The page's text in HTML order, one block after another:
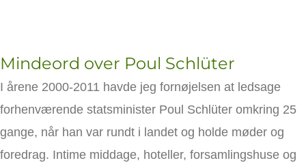
Mindeord over Poul Schlüter
I årene 2000-2011 havde jeg fornøjelsen at ledsage
forhenværende statsminister Poul Schlüter omkring 25
gange, når han var rundt i landet og holde møder og
foredrag. Intime middage, hoteller, forsamlingshuse og